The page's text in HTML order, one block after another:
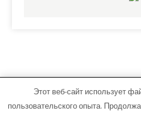
ars-master.ru -
Тема от
Этот веб-сайт использует
пользовательского опыта.